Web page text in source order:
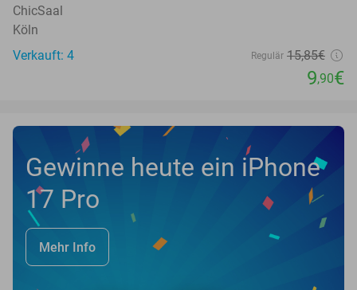
ChicSaal
Köln
Verkauft: 4
Regulär 15,85€
9,90€
Gewinne heute ein iPhone
17 Pro
Mehr Info